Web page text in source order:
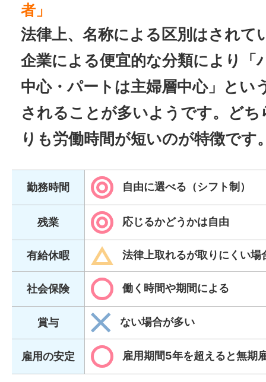
者」
法律上、名称による区別はされて
企業による便宜的な分類により「
中心・パートは主婦層中心」とい
されることが多いようです。どち
りも労働時間が短いのが特徴です
勤務時間 自由に選べる（シフト制）
残業 応じるかどうかは自由
有給休暇 法律上取れるが取りにくい場
社会保険 働く時間や期間による
賞与 ない場合が多い
雇用の安定 雇用期間5年を超えると無期